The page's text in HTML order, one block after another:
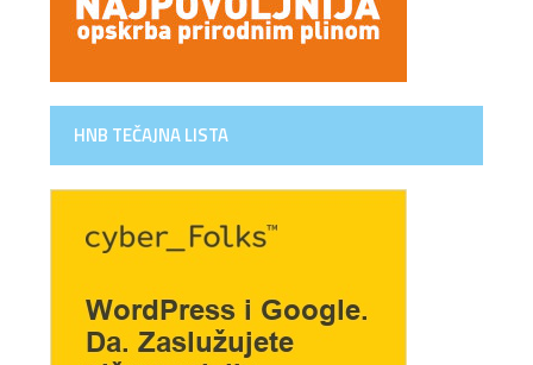
HNB TEČAJNA LISTA